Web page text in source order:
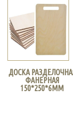
ДОСКА
ФАНЕРНАЯ
150*250*6ММ